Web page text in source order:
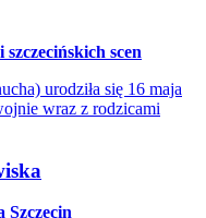
scen
urodziła się 16 maja
wraz z rodzicami